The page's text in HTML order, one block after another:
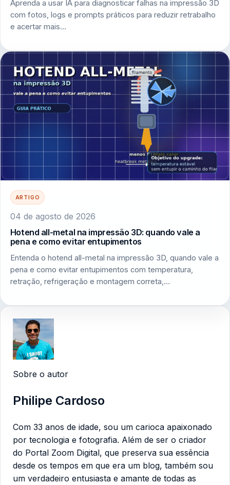
Aprenda a usar IA para diagnosticar falhas na impressão 3D
com fotos, logs e prompts práticos para reduzir retrabalho
e acertar mais…
ARTIGO
04 de agosto de 2026
Hotend all-metal na impressão 3D: quando vale a
pena e como evitar entupimentos
Entenda o hotend all-metal na impressão 3D, quando vale a
pena e como evitar entupimentos com temperatura,
retração, refrigeração e montagem correta,…
Sobre o autor
Philipe Cardoso
Com 33 anos de idade, sou um carioca apaixonado
por tecnologia e fotografia. Além de ser o criador
do Portal Zoom Digital, que preserva sua essência
desde os tempos em que era um blog, também sou
um verdadeiro entusiasta e amante de todas as